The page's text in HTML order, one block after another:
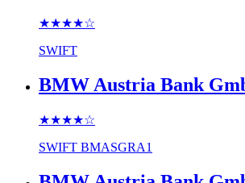
★★★★☆
SWIFT
BMW Austria Bank
★★★★☆
SWIFT BMASGRA1